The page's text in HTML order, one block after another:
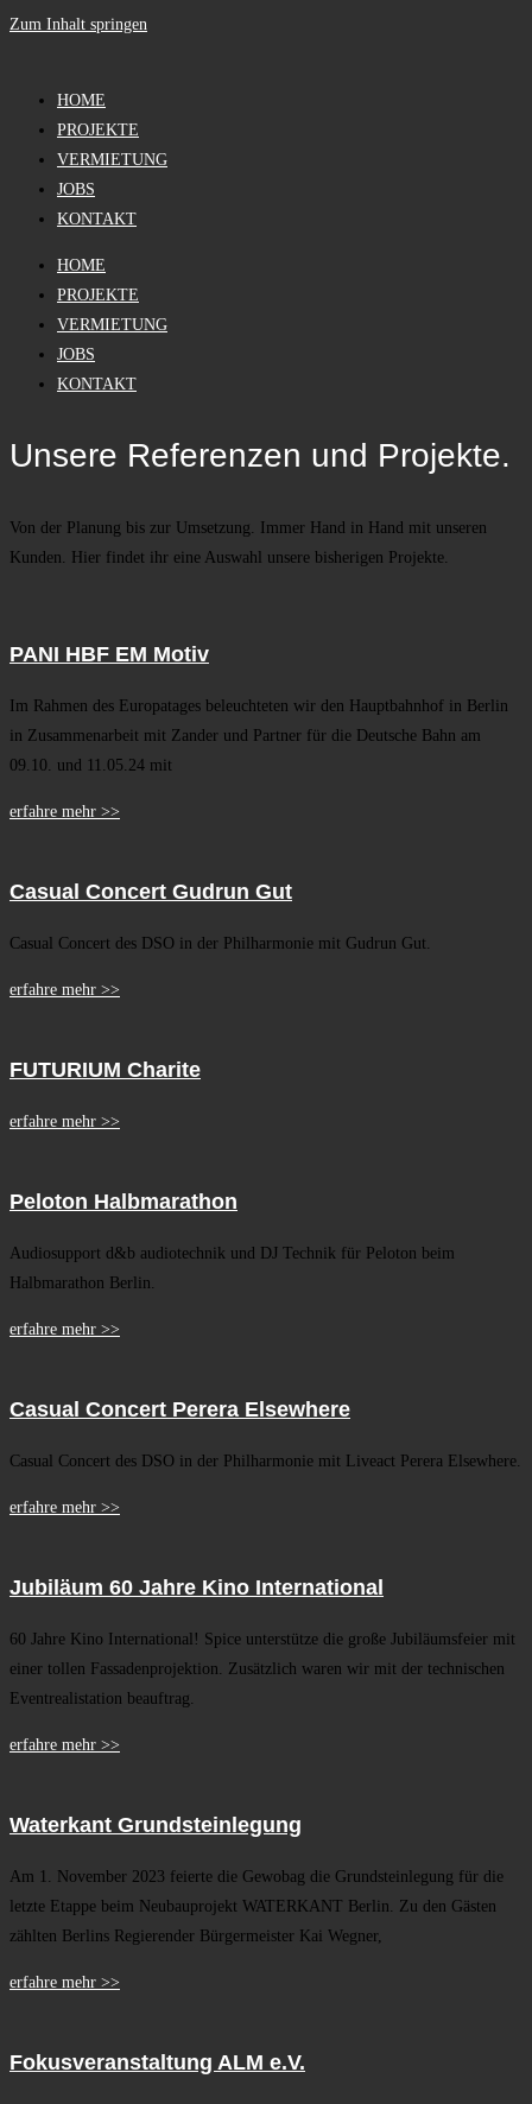
Zum Inhalt springen
HOME
PROJEKTE
VERMIETUNG
JOBS
KONTAKT
HOME
PROJEKTE
VERMIETUNG
JOBS
KONTAKT
Unsere Referenzen und Projekte.
Von der Planung bis zur Umsetzung. Immer Hand in Hand mit unseren
Kunden. Hier findet ihr eine Auswahl unsere bisherigen Projekte.
PANI HBF EM Motiv
Im Rahmen des Europatages beleuchteten wir den Hauptbahnhof in Berlin
in Zusammenarbeit mit Zander und Partner für die Deutsche Bahn am
09.10. und 11.05.24 mit
erfahre mehr >>
Casual Concert Gudrun Gut
Casual Concert des DSO in der Philharmonie mit Gudrun Gut.
erfahre mehr >>
FUTURIUM Charite
erfahre mehr >>
Peloton Halbmarathon
Audiosupport d&b audiotechnik und DJ Technik für Peloton beim
Halbmarathon Berlin.
erfahre mehr >>
Casual Concert Perera Elsewhere
Casual Concert des DSO in der Philharmonie mit Liveact Perera Elsewhere.
erfahre mehr >>
Jubiläum 60 Jahre Kino International
60 Jahre Kino International! Spice unterstütze die große Jubiläumsfeier mit
einer tollen Fassadenprojektion. Zusätzlich waren wir mit der technischen
Eventrealistation beauftrag.
erfahre mehr >>
Waterkant Grundsteinlegung
Am 1. November 2023 feierte die Gewobag die Grundsteinlegung für die
letzte Etappe beim Neubauprojekt WATERKANT Berlin. Zu den Gästen
zählten Berlins Regierender Bürgermeister Kai Wegner,
erfahre mehr >>
Fokusveranstaltung ALM e.V.